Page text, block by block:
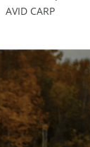
AVID CARP